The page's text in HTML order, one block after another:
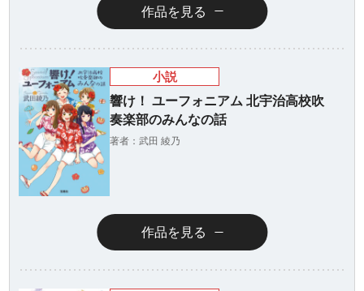
作品を見る
小説
響け！ ユーフォニアム 北宇治高校吹
奏楽部のみんなの話
著者：武田 綾乃
作品を見る